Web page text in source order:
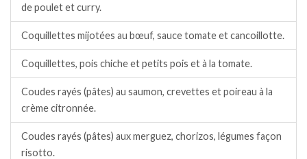
de poulet et curry.
Coquillettes mijotées au bœuf, sauce tomate et cancoillotte.
Coquillettes, pois chiche et petits pois et à la tomate.
Coudes rayés (pâtes) au saumon, crevettes et poireau à la
crème citronnée.
Coudes rayés (pâtes) aux merguez, chorizos, légumes façon
risotto.